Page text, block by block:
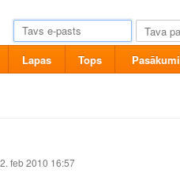
Lapas Tops Pasākumi
feb 2010 16:57